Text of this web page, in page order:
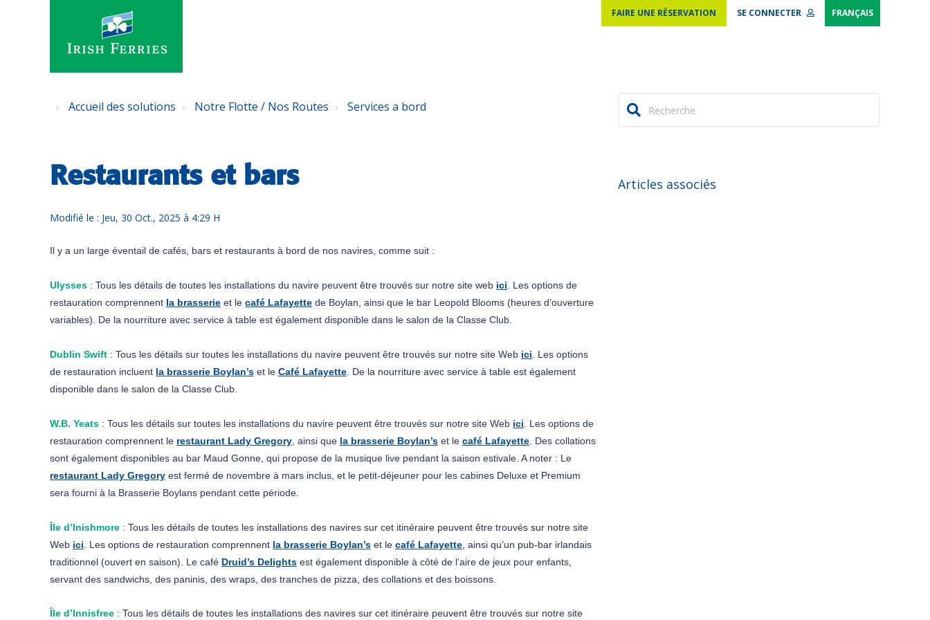
FAIRE UNE RÉSERVATION SE CONNECTER FRANÇAIS
Accueil des solutions Notre Flotte / Nos Routes Services a bord
Restaurants et bars
Modifié le : Jeu, 30 Oct., 2025 à 4:29 H
Il y a un large éventail de cafés, bars et restaurants à bord de nos navires, comme suit :
Ulysses : Tous les détails de toutes les installations du navire peuvent être trouvés sur notre site web ici . Les options de
restauration comprennent la brasserie et le café Lafayette de Boylan, ainsi que le bar Leopold Blooms (heures d’ouverture
variables). De la nourriture avec service à table est également disponible dans le salon de la Classe Club.
Dublin Swift : Tous les détails sur toutes les installations du navire peuvent être trouvés sur notre site Web ici . Les options
de restauration incluent la brasserie Boylan’s et le Café Lafayette . De la nourriture avec service à table est également
disponible dans le salon de la Classe Club.
W.B. Yeats : Tous les détails sur toutes les installations du navire peuvent être trouvés sur notre site Web ici . Les options de
restauration comprennent le restaurant Lady Gregory , ainsi que la brasserie Boylan’s et le café Lafayette Des collations
sont également disponibles au bar Maud Gonne, qui propose de la musique live pendant la saison estivale.
restaurant Lady Gregory est fermé de novembre à mars inclus, et le petit-déjeuner pour les cabines Deluxe et Premium
sera fourni à la Brasserie Boylans pendant cette période.
Île d’Inishmore : Tous les détails de toutes les installations des navires sur cet itinéraire peuvent être trouvés sur notre site
Web ici . Les options de restauration comprennent la brasserie Boylan’s et le café Lafayette , ainsi qu’un pub-bar irlandais
traditionnel (ouvert en saison). Le café Druid’s Delights est également disponible à côté de l’aire de jeux pour enfants,
servant des sandwichs, des paninis, des wraps, des tranches de pizza, des collations et des boissons.
Île d’Innisfree : Tous les détails de toutes les installations des navires sur cet itinéraire peuvent être trouvés sur notre site
Articles associés